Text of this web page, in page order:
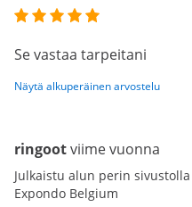
Se vastaa tarpeitani
Näytä alkuperäinen arvostelu
ringootviime vuonna
Julkaistu alun perin sivustolla
Expondo Belgium